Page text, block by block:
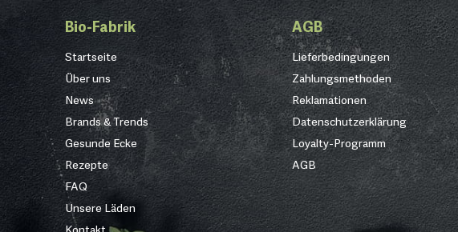
Bio-Fabrik
Startseite
Über uns
News
Brands & Trends
Gesunde Ecke
Rezepte
FAQ
Unsere Läden
Kontakt
AGB
Lieferbedingungen
Zahlungsmethoden
Reklamationen
Datenschutzerklärung
Loyalty-Programm
AGB